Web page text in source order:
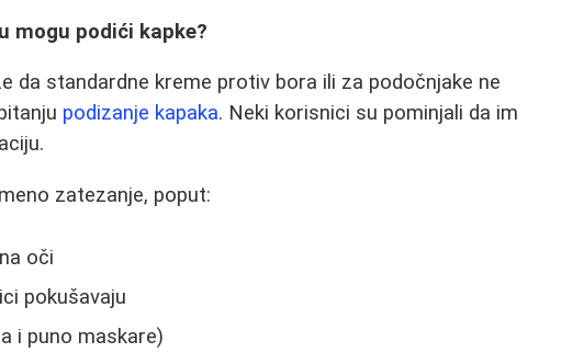
mogu podići kapke?
da standardne kreme protiv bora ili za podočnjake ne
podizanje kapaka. Neki korisnici su pominjali da im
zatezanje, poput:
oči
pokušavaju
i puno maskare)